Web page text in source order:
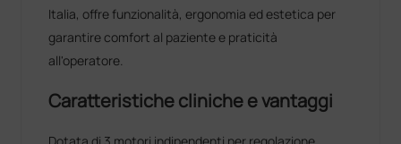
Italia, offre funzionalità, ergonomia ed estetica per
garantire comfort al paziente e praticità
all'operatore.
Caratteristiche cliniche e vantaggi